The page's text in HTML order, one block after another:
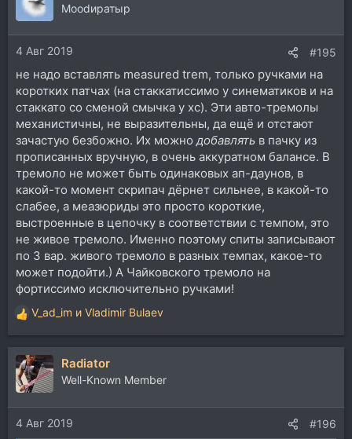
и
и
:
Moodиратыр
4 Авг 2019 #195
не надо вставлять measured trem, только ручками на
коротких патчах (на стаккатиссимо у синематиков и на
стаккато со сменой смычка у хс). Эти авто-тремолы
механистичны, не выразительны, да ещё и отстают
зачастую безбожно. Их можнодобавлять в пачку из
прописанных вручную, в очень аккуратном балансе. В
тремоло не может быть одинаковых ап-даунов, в
какой-то момент скрипач дёрнет сильнее, в какой-то
слабее, а меазюриды это просто короткие,
выстроенные в цепочку в соответствии с темпом, это
не живое тремоло. Именно поэтому спиты записывают
по 3 вар. живого тремоло в разных темпах, какое-то
может подойти.) А Чайковского тремоло на
фортиссимо исключительно ручками!
Р
е
а
к
ц
и
и
:
V_ad_im и Vladimir Bulaev
Radiator
Well-Known Member
4 Авг 2019 #196